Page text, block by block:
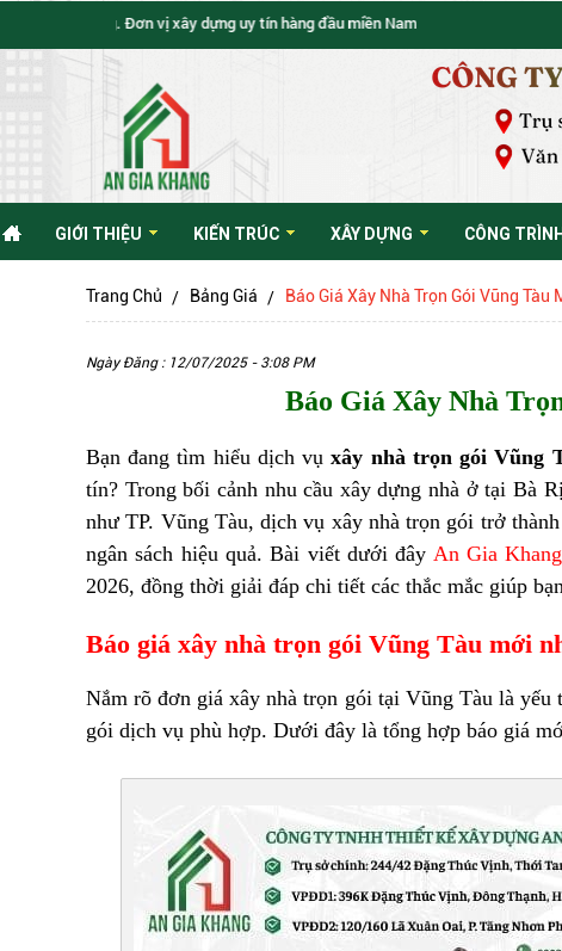
Khang. Đơn vị xây dựng uy tín hàng đầu miền Nam
GIỚI THIỆU KIẾN TRÚC XÂY DỰNG CÔNG TRÌNH
Trang Chủ Bảng Giá Báo Giá Xây Nhà Trọn Gói Vũng Tàu
Ngày Đăng : 12/07/2025 - 3:08 PM
Báo Giá Xây Nhà
Bạn đang tìm hiểu dịch vụ xây nhà trọn gói Vũng
tín? Trong bối cảnh nhu cầu xây dựng nhà ở tại Bà
như TP. Vũng Tàu, dịch vụ xây nhà trọn gói trở
ngân sách hiệu quả. Bài viết dưới đây An Gia Khang
2026, đồng thời giải đáp chi tiết các thắc mắc giúp
Báo giá xây nhà trọn gói Vũng Tàu mới
Nắm rõ đơn giá xây nhà trọn gói tại Vũng Tàu là
gói dịch vụ phù hợp. Dưới đây là tổng hợp báo giá